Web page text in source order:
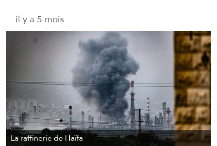
il y a 5 mois
La raffinerie de Haïfa